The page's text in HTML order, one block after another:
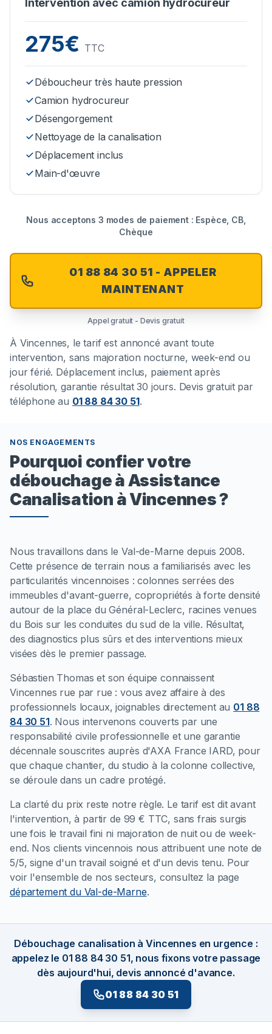
Intervention avec camion hydrocureur
275€ TTC
Déboucheur très haute pression
Camion hydrocureur
Désengorgement
Nettoyage de la canalisation
Déplacement inclus
Main-d'œuvre
Nous acceptons 3 modes de paiement : Espèce, CB,
Chèque
01 88 84 30 51 - APPELER
MAINTENANT
Appel gratuit - Devis gratuit
À Vincennes, le tarif est annoncé avant toute
intervention, sans majoration nocturne, week-end ou
jour férié. Déplacement inclus, paiement après
résolution, garantie résultat 30 jours. Devis gratuit par
téléphone au 01 88 84 30 51.
NOS ENGAGEMENTS
Pourquoi confier votre
débouchage à Assistance
Canalisation à Vincennes ?
Nous travaillons dans le Val-de-Marne depuis 2008.
Cette présence de terrain nous a familiarisés avec les
particularités vincennoises : colonnes serrées des
immeubles d'avant-guerre, copropriétés à forte densité
autour de la place du Général-Leclerc, racines venues
du Bois sur les conduites du sud de la ville. Résultat,
des diagnostics plus sûrs et des interventions mieux
visées dès le premier passage.
Sébastien Thomas et son équipe connaissent
Vincennes rue par rue : vous avez affaire à des
professionnels locaux, joignables directement au 01 88
84 30 51. Nous intervenons couverts par une
responsabilité civile professionnelle et une garantie
décennale souscrites auprès d'AXA France IARD, pour
que chaque chantier, du studio à la colonne collective,
se déroule dans un cadre protégé.
La clarté du prix reste notre règle. Le tarif est dit avant
l'intervention, à partir de 99 € TTC, sans frais surgis
une fois le travail fini ni majoration de nuit ou de week-
end. Nos clients vincennois nous attribuent une note de
5/5, signe d'un travail soigné et d'un devis tenu. Pour
voir l'ensemble de nos secteurs, consultez la page
département du Val-de-Marne.
Débouchage canalisation à Vincennes en urgence :
appelez le 01 88 84 30 51, nous fixons votre passage
dès aujourd'hui, devis annoncé d'avance.
01 88 84 30 51